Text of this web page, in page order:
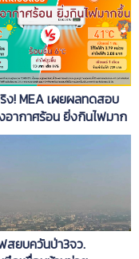
ง! MEA เผยผลทดสอบ
อากาศร้อน ยิ่งกินไฟมาก
ยบควันป่า3จว.